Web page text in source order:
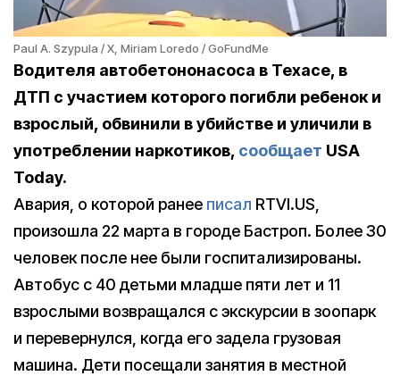
Paul A. Szypula / X, Miriam Loredo / GoFundMe
Водителя автобетононасоса в Техасе, в
ДТП с участием которого погибли ребенок и
взрослый, обвинили в убийстве и уличили в
употреблении наркотиков, сообщает USA
Today.
Авария, о которой ранее писал RTVI.US,
произошла 22 марта в городе Бастроп. Более 30
человек после нее были госпитализированы.
Автобус с 40 детьми младше пяти лет и 11
взрослыми возвращался с экскурсии в зоопарк
и перевернулся, когда его задела грузовая
машина. Дети посещали занятия в местной